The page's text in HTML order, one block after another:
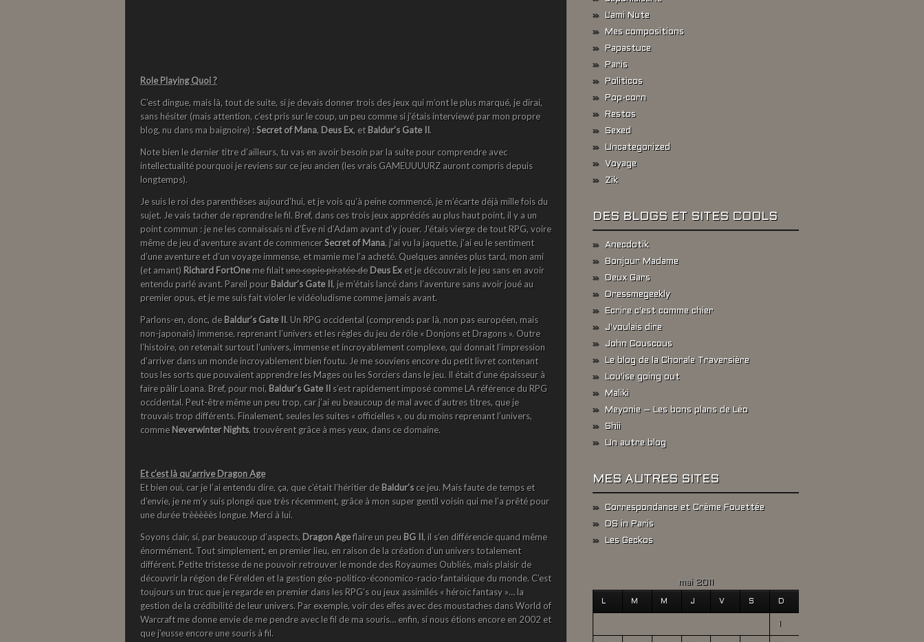
Role Playing Quoi ?
C’est dingue, mais là, tout de suite, si je devais donner trois des jeux qui m’ont le plus marqué, je dirai,
sans hésiter (mais attention, c’est pris sur le coup, un peu comme si j’étais interviewé par mon propre
blog, nu dans ma baignoire) :Secret of Mana, Deus Ex, etBaldur’s Gate II.
Note bien le dernier titre d’ailleurs, tu vas en avoir besoin par la suite pour comprendre avec
intellectualité pourquoi je reviens sur ce jeu ancien (les vrais GAMEUUUURZ auront compris depuis
longtemps).
Je suis le roi des parenthèses aujourd’hui, et je vois qu’à peine commencé, je m’écarte déjà mille fois du
sujet. Je vais tacher de reprendre le fil. Bref, dans ces trois jeux appréciés au plus haut point, il y a un
point commun : je ne les connaissais ni d’Ève ni d’Adam avant d’y jouer. J’étais vierge de tout RPG, voire
même de jeu d’aventure avant de commencerSecret of Mana, j’ai vu la jaquette, j’ai eu le sentiment
d’une aventure et d’un voyage immense, et mamie me l’a acheté. Quelques années plus tard, mon ami
(et amant) Richard FortOneme filaitune copie piratée de Deus Ex et je découvrais le jeu sans en avoir
entendu parlé avant. Pareil pourBaldur’s Gate II, je m’étais lancé dans l’aventure sans avoir joué au
premier opus, et je me suis fait violer le vidéoludisme comme jamais avant.
Parlons-en, donc, deBaldur’s Gate II. Un RPG occidental (comprends par là, non pas européen, mais
non-japonais) immense, reprenant l’univers et les règles du jeu de rôle « Donjons et Dragons ». Outre
l’histoire, on retenait surtout l’univers, immense et incroyablement complexe, qui donnait l’impression
d’arriver dans un monde incroyablement bien foutu. Je me souviens encore du petit livret contenant
tous les sorts que pouvaient apprendre les Mages ou les Sorciers dans le jeu. Il était d’une épaisseur à
faire pâlir Loana. Bref, pour moi, Baldur’s Gate II s’est rapidement imposé comme LA référence du RPG
occidental. Peut-être même un peu trop, car j’ai eu beaucoup de mal avec d’autres titres, que je
trouvais trop différents. Finalement, seules les suites « officielles », ou du moins reprenant l’univers,
commeNeverwinter Nights, trouvèrent grâce à mes yeux, dans ce domaine.
Et c’est là qu’arrive Dragon Age
Et bien oui, car je l’ai entendu dire, ça, que c’était l’héritier deBaldur’sce jeu. Mais faute de temps et
d’envie, je ne m’y suis plongé que très récemment, grâce à mon super gentil voisin qui me l’a prêté pour
une durée trèèèèès longue. Merci à lui.
Soyons clair, si, par beaucoup d’aspects, Dragon Ageflaire un peu BG II, il s’en différencie quand même
énormément. Tout simplement, en premier lieu, en raison de la création d’un univers totalement
différent. Petite tristesse de ne pouvoir retrouver le monde des Royaumes Oubliés, mais plaisir de
découvrir la région de Férelden et la gestion géo-politico-économico-racio-fantaisique du monde. C’est
toujours un truc que je regarde en premier dans les RPG’s ou jeux assimilés « héroïc fantasy »… la
gestion de la crédibilité de leur univers. Par exemple, voir des elfes avec des moustaches dans World of
Warcraft me donne envie de me pendre avec le fil de ma souris… enfin, si nous étions encore en 2002 et
que j’eusse encore une souris à fil.
L'ami Nute
Mes compositions
Papastuce
Paris
Politicos
Pop-corn
Restos
Sexed
Uncategorized
Voyage
Zik
DES BLOGS ET SITES COOLS
Anecdotik
Bonjour Madame
Deux Gars
Dressmegeekly
Ecrire c'est comme chier
J'voulais dire
John Couscous
Le blog de la Chorale Traversière
Lou'ise going out
Maliki
Meyonie – Les bons plans de Léo
Shii
Un autre blog
MES AUTRES SITES
Correspondance et Crème Fouettée
DS in Paris
Les Geckos
mai 2011
L M M J V S D
1